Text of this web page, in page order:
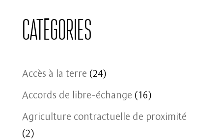
Catégories
Accès à la terre (24)
Accords de libre-échange (16)
Agriculture contractuelle de proximité
(2)